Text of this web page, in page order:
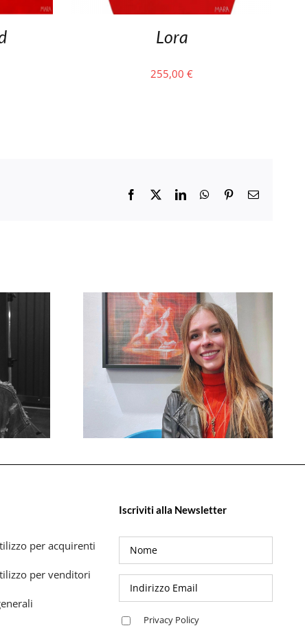
Lora
255,00€
Facebook
X LinkedInWhatsApp
PinterestEmail
per acquirenti
per venditori
Iscriviti alla Newsletter
Privacy Policy